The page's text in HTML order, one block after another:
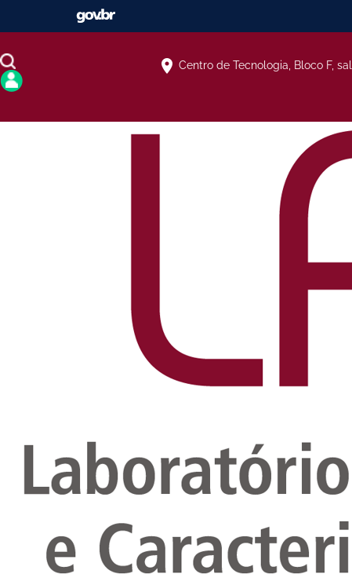
Centro de Tecnologia, Bloco F,